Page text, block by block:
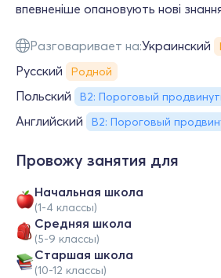
впевненіше опановують нові
Разговаривает на:Украинский
Русский Родной
Польский B2: Пороговый
Английский B2: Пороговый
Провожу занятия для
Начальная школа
(1-4 классы)
Средняя школа
(5-9 классы)
Cтаршая школа
(10-12 классы)